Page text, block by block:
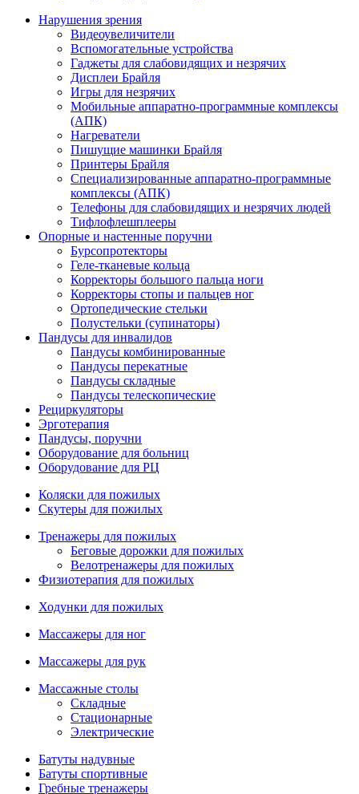
Нарушения зрения
Видеоувеличители
Вспомогательные устройства
Гаджеты для слабовидящих и незрячих
Дисплеи Брайля
Игры для незрячих
Мобильные аппаратно-программные комплексы
(АПК)
Нагреватели
Пишущие машинки Брайля
Принтеры Брайля
Специализированные аппаратно-программные
комплексы (АПК)
Телефоны для слабовидящих и незрячих людей
Тифлофлешплееры
Опорные и настенные поручни
Бурсопротекторы
Геле-тканевые кольца
Корректоры большого пальца ноги
Корректоры стопы и пальцев ног
Ортопедические стельки
Полустельки (супинаторы)
Пандусы для инвалидов
Пандусы комбинированные
Пандусы перекатные
Пандусы складные
Пандусы телескопические
Рециркуляторы
Эрготерапия
Пандусы, поручни
Оборудование для больниц
Оборудование для РЦ
Коляски для пожилых
Скутеры для пожилых
Тренажеры для пожилых
Беговые дорожки для пожилых
Велотренажеры для пожилых
Физиотерапия для пожилых
Ходунки для пожилых
Массажеры для ног
Массажеры для рук
Массажные столы
Складные
Стационарные
Электрические
Батуты надувные
Батуты спортивные
Гребные тренажеры